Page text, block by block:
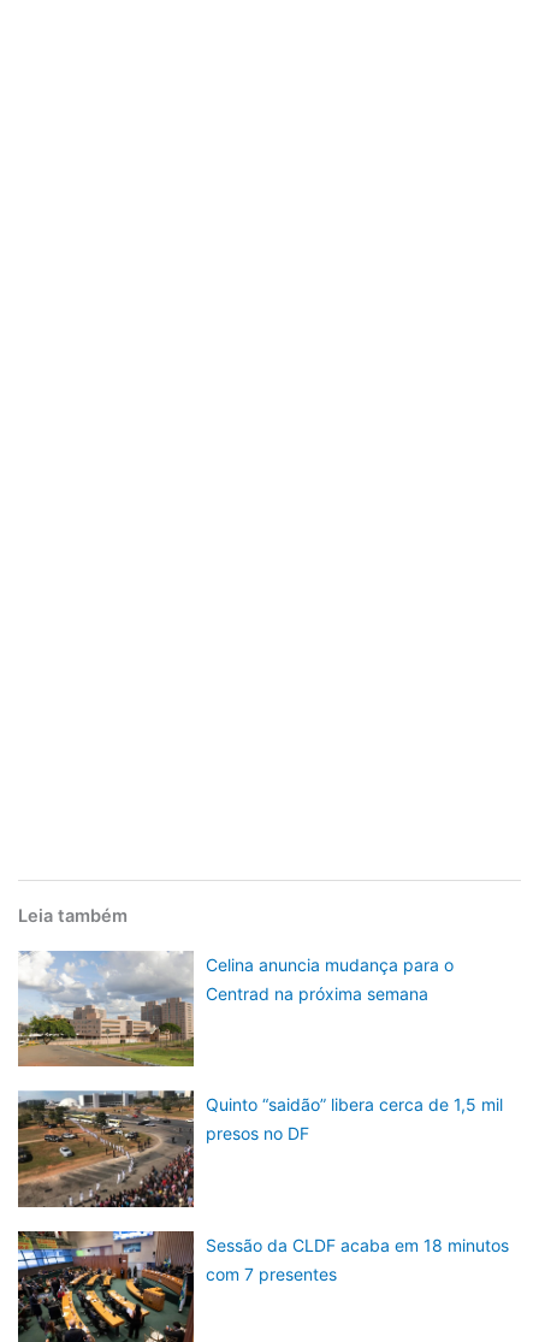
Leia também
Celina anuncia mudança para o
Centrad na próxima semana
Quinto “saidão” libera cerca de 1,5 mil
presos no DF
Sessão da CLDF acaba em 18 minutos
com 7 presentes